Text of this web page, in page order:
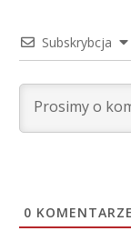
Subskrybcja
0 KOMENTARZE